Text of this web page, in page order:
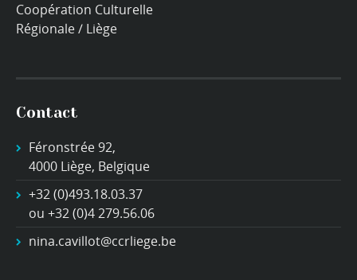
Coopération Culturelle
Régionale / Liège
Contact
Féronstrée 92,
4000 Liège, Belgique
+32 (0)493.18.03.37
ou +32 (0)4 279.56.06
nina.cavillot@ccrliege.be